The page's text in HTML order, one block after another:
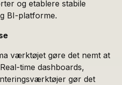
og etablere stabile
BI-platforme.
værktøjet gøre det nemt at
time dashboards,
gør det